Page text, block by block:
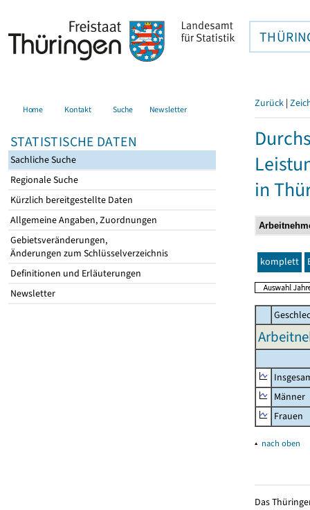
Home Kontakt Suche Newsletter
STATISTISCHE DATEN
Sachliche Suche
Regionale Suche
Kürzlich bereitgestellte Daten
Allgemeine Angaben, Zuordnungen
Gebietsveränderungen,
Änderungen zum Schlüsselverzeichnis
Definitionen und Erläuterungen
Newsletter
Zurück |
in
komplett
Männer
Frauen
▴ nach oben
Das